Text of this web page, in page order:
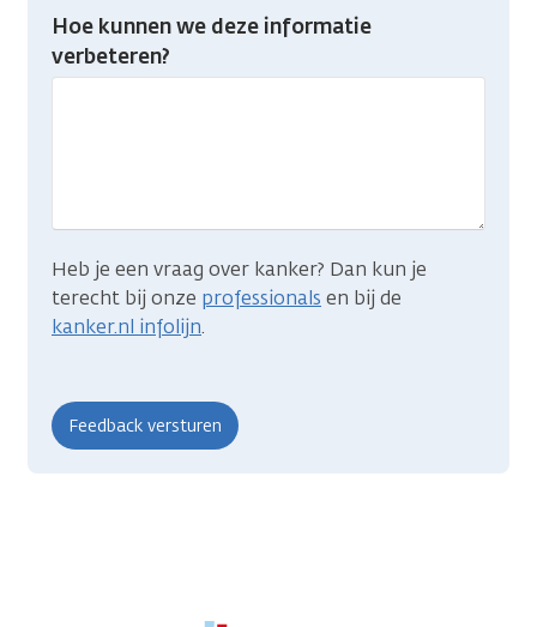
Heb
gevonden
Hoe kunnen we deze informatie
verbeteren?
Heb je een vraag over kanker? Dan kun je
terecht bij onze professionals en bij de
kanker.nl infolijn.